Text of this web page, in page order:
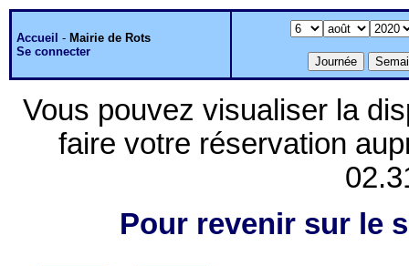
Accueil - Mairie de Rots
Se connecter
Vous pouvez visualiser la
faire votre réservation
Pour revenir sur le